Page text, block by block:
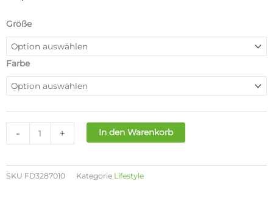
Größe
Farbe
-
NIKE
TECH-
FLEECE
PANT
KIDS
Menge
+ In den Warenkorb
SKU FD3287010 Kategorie Lifestyle